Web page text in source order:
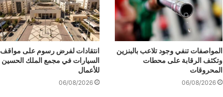
المواصفات تنفي وجود تلاعب بالبنزين
وتكثف الرقابة على محطات
المحروقات
06/08/2026
انتقادات لفرض رسوم على مواقف
السيارات في مجمع الملك الحسين
للأعمال
06/08/2026